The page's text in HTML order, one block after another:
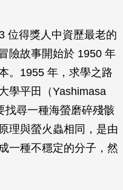
位得獎人中資歷最老的
險故事開始於 1950 年
。1955 年，求學之路
學平田（Yashimasa
找尋一種海螢磨碎殘骸
理與螢火蟲相同，是由
一種不穩定的分子，然